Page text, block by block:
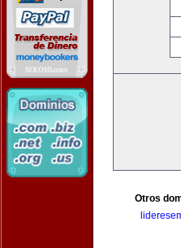
Otros